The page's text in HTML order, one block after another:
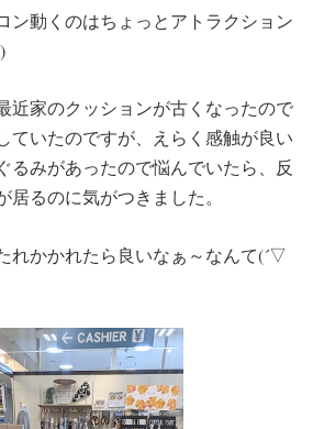
ン動くのはちょっとアトラクション
近家のクッションが古くなったので
ていたのですが、えらく感触が良い
るみがあったので悩んでいたら、反
居るのに気がつきました。
れかかれたら良いなぁ～なんて(´▽